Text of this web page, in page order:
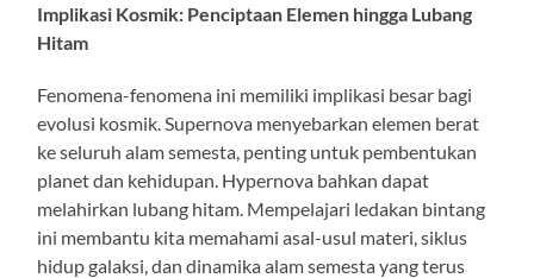
Implikasi Kosmik: Penciptaan Elemen hingga Lubang
Hitam
Fenomena-fenomena ini memiliki implikasi besar bagi
evolusi kosmik. Supernova menyebarkan elemen berat
ke seluruh alam semesta, penting untuk pembentukan
planet dan kehidupan. Hypernova bahkan dapat
melahirkan lubang hitam. Mempelajari ledakan bintang
ini membantu kita memahami asal-usul materi, siklus
hidup galaksi, dan dinamika alam semesta yang terus